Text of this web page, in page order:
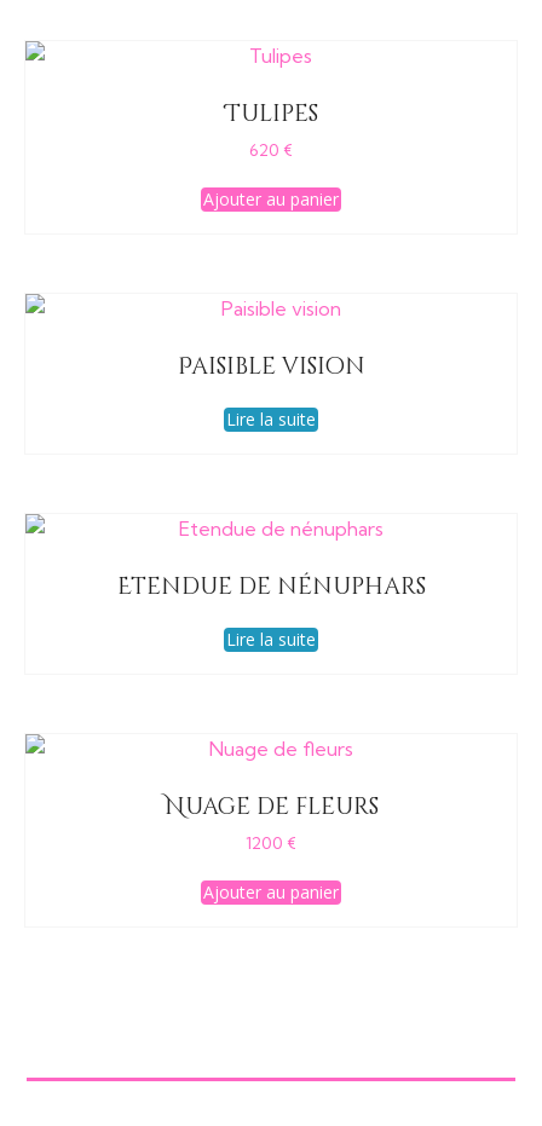
Tulipes
620 €
Ajouter au panier
Paisible vision
Lire la suite
Etendue de nénuphars
Lire la suite
Nuage de fleurs
1200 €
Ajouter au panier